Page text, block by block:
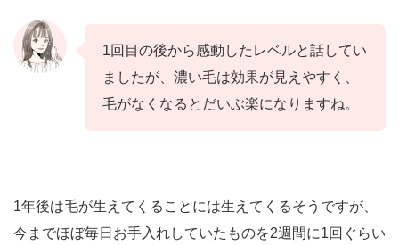
1回目の後から感動したレベルと話してい
ましたが、濃い毛は効果が見えやすく、
毛がなくなるとだいぶ楽になりますね。
1年後は毛が生えてくることには生えてくるそうですが、
今までほぼ毎日お手入れしていたものを2週間に1回ぐらい